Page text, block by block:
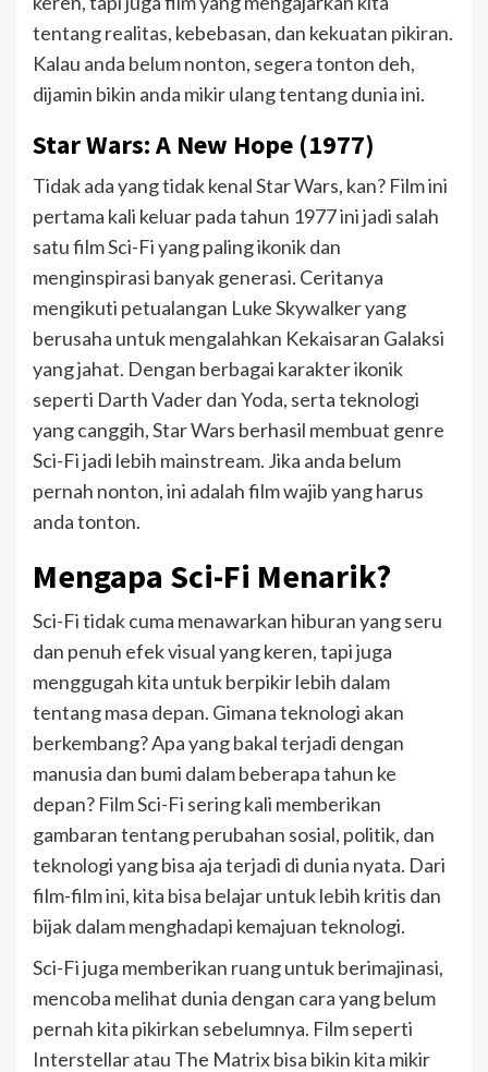
tentang realitas, kebebasan, dan kekuatan pikiran.
Kalau anda belum nonton, segera tonton deh,
dijamin bikin anda mikir ulang tentang dunia ini.
Star Wars: A New Hope (1977)
Tidak ada yang tidak kenal Star Wars, kan? Film ini
pertama kali keluar pada tahun 1977 ini jadi salah
satu film Sci-Fi yang paling ikonik dan
menginspirasi banyak generasi. Ceritanya
mengikuti petualangan Luke Skywalker yang
berusaha untuk mengalahkan Kekaisaran Galaksi
yang jahat. Dengan berbagai karakter ikonik
seperti Darth Vader dan Yoda, serta teknologi
yang canggih, Star Wars berhasil membuat genre
Sci-Fi jadi lebih mainstream. Jika anda belum
pernah nonton, ini adalah film wajib yang harus
anda tonton.
Mengapa Sci-Fi Menarik?
Sci-Fi tidak cuma menawarkan hiburan yang seru
dan penuh efek visual yang keren, tapi juga
menggugah kita untuk berpikir lebih dalam
tentang masa depan. Gimana teknologi akan
berkembang? Apa yang bakal terjadi dengan
manusia dan bumi dalam beberapa tahun ke
depan? Film Sci-Fi sering kali memberikan
gambaran tentang perubahan sosial, politik, dan
teknologi yang bisa aja terjadi di dunia nyata. Dari
film-film ini, kita bisa belajar untuk lebih kritis dan
bijak dalam menghadapi kemajuan teknologi.
Sci-Fi juga memberikan ruang untuk berimajinasi,
mencoba melihat dunia dengan cara yang belum
pernah kita pikirkan sebelumnya. Film seperti
Interstellar atau The Matrix bisa bikin kita mikir